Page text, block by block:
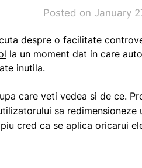
Posted on January
despre o facilitate
la un moment dat in care
inutila.
care veti vedea si de ce.
sa redimensioneze
cred ca se aplica oricarui